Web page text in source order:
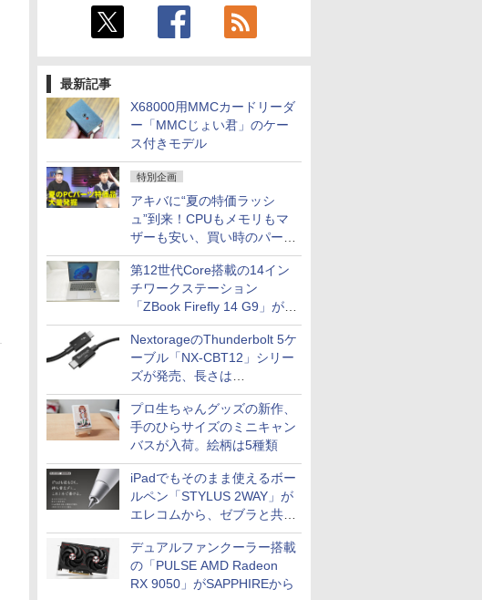
最新記事
X68000用MMCカードリーダ
ー「MMCじょい君」のケー
ス付きモデル
特別企画
アキバに“夏の特価ラッシ
ュ”到来！CPUもメモリもマ
ザーも安い、買い時のパーツ
は？【8月7日(金)22時配信】
第12世代Core搭載の14イン
チワークステーション
「ZBook Firefly 14 G9」が
79,800円！秋葉原で中古PC
セール
NextorageのThunderbolt 5ケ
ーブル「NX-CBT12」シリー
ズが発売、長さは
30cm/50cm/1mの3種類
プロ生ちゃんグッズの新作、
手のひらサイズのミニキャン
バスが入荷。絵柄は5種類
iPadでもそのまま使えるボー
ルペン「STYLUS 2WAY」が
エレコムから、ゼブラと共同
開発
デュアルファンクーラー搭載
の「PULSE AMD Radeon
RX 9050」がSAPPHIREから